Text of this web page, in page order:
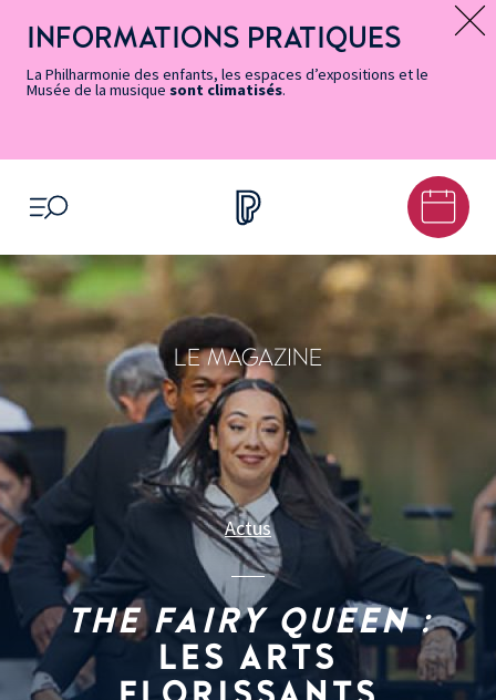
page
Accessibilité
accès
rapides
principal
contenu
principal
page
Message d’information
INFORMATIONS PRATIQUES
La Philharmonie des enfants, les espaces d’expositions et le
Musée de la musique sont climatisés.
OUVRIR LE MENU
LE MAGAZINE
Actus
THE FAIRY QUEEN :
LES ARTS